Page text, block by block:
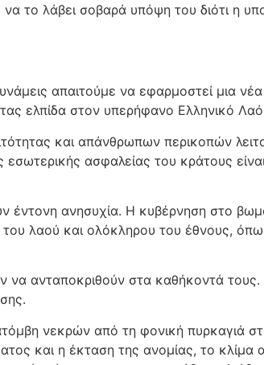
λάβει σοβαρά υπόψη του διότι η
απαιτούμε να εφαρμοστεί μια νέα
ελπίδα στον υπερήφανο Ελληνικό
και απάνθρωπων περικοπών
ασφαλείας του κράτους
έντονη ανησυχία. Η κυβέρνηση στο
λαού και ολόκληρου του έθνους,
ανταποκριθούν στα καθήκοντά τους.
νεκρών από τη φονική πυρκαγιά
και η έκταση της ανομίας, το κλίμα